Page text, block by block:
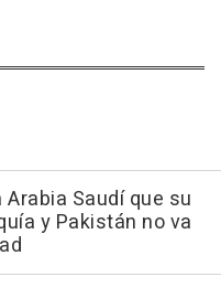
Saudí que su
y Pakistán no va